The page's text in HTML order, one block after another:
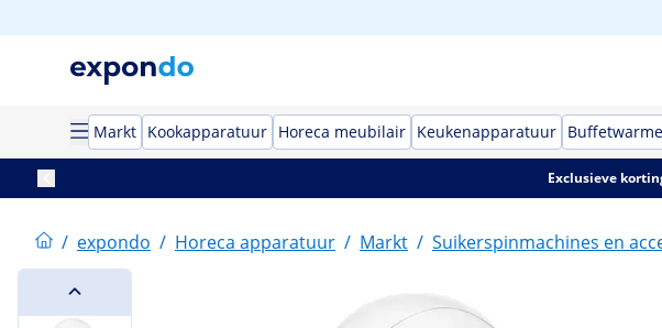
Markt Kookapparatuur Horeca meubilair Keukenapparatuur
Exclusieve
/ expondo / Horeca apparatuur / Markt / Suikerspinmachines en